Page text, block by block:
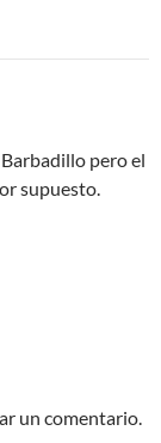
pero el
supuesto.
un comentario.